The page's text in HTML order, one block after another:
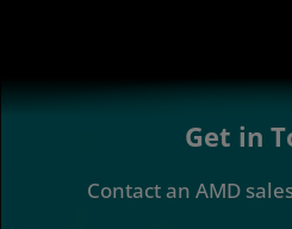
Get in
Contact an AMD